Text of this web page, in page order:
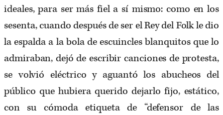
ideales, para ser más fiel a sí mismo: como en los
sesenta, cuando después de ser el Rey del Folk le dio
la espalda a la bola de escuincles blanquitos que lo
admiraban, dejó de escribir canciones de protesta,
se volvió eléctrico y aguantó los abucheos del
público que hubiera querido dejarlo fijo, estático,
con su cómoda etiqueta de “defensor de las